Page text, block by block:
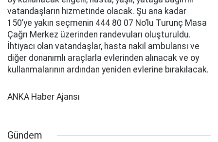
vatandaşların hizmetinde olacak. Şu ana kadar
150’ye yakın seçmenin 444 80 07 No’lu Turunç Masa
Çağrı Merkez üzerinden randevuları oluşturuldu.
İhtiyacı olan vatandaşlar, hasta nakil ambulansı ve
diğer donanımlı araçlarla evlerinden alınacak ve oy
kullanmalarının ardından yeniden evlerine bırakılacak.
ANKA Haber Ajansı
Gündem